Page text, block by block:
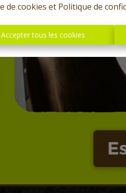
de cookies et Politique de
Accepter tous les cookies